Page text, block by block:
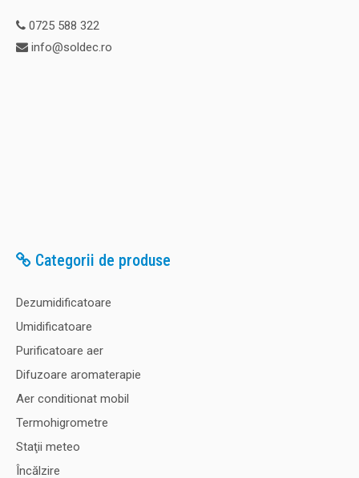
0725 588 322
info@soldec.ro
Categorii de produse
Dezumidificatoare
Umidificatoare
Purificatoare aer
Difuzoare aromaterapie
Aer conditionat mobil
Termohigrometre
Staţii meteo
Încălzire